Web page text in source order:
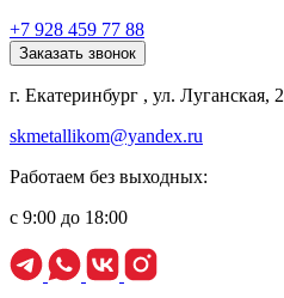
+7 928 459 77 88
Заказать звонок
г. Екатеринбург , ул. Луганская, 2
skmetallikom@yandex.ru
Работаем без выходных:
с 9:00 до 18:00